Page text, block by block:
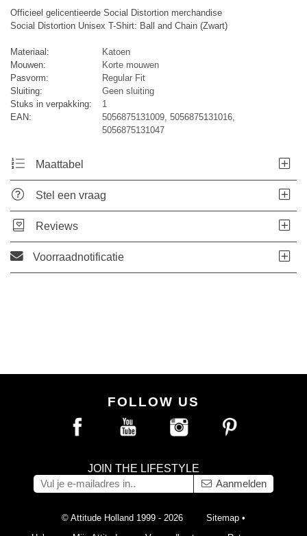
Officieel gelicentieerde Social Distortion merchandise
Social Distortion Unisex T-Shirt: Ball and Chain (Zwart)
Materiaal:
Katoen
Mouwen:
Korte mouwen
Pasvorm:
Regular Fit
Sluiting:
Geen sluiting
Stuks in verpakking:
1
EAN:
5056875131009, 5056875131016,
5056875131047
Maattabel
Stel een vraag
Reviews
Voorraadnotificatie
FOLLOW US
JOIN THE LIFESTYLE
Aanmelden
© Attitude Holland 1999 - 2026 Sitemap •